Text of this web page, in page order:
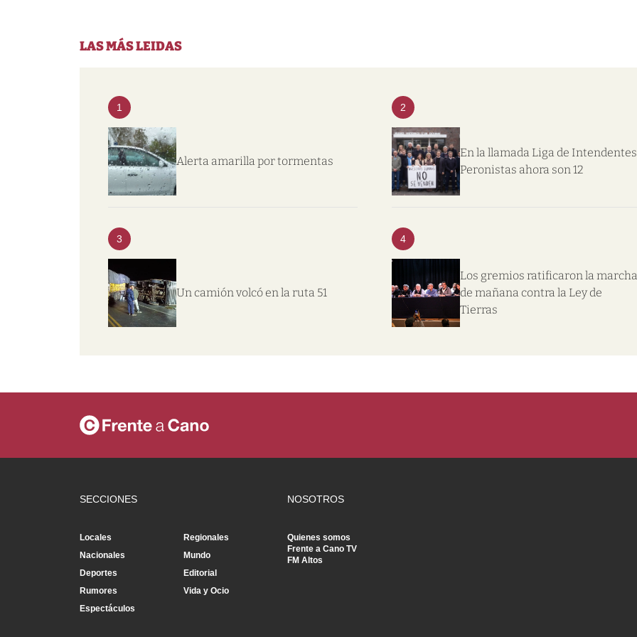
LAS MÁS LEIDAS
1
Alerta amarilla por tormentas
2
En la llamada Liga de Intendentes
Peronistas ahora son 12
3
Un camión volcó en la ruta 51
4
Los gremios ratificaron la marcha
de mañana contra la Ley de
Tierras
SECCIONES
Locales
Regionales
Nacionales
Mundo
Deportes
Editorial
Rumores
Vida y Ocio
Espectáculos
NOSOTROS
Quienes somos
Frente a Cano TV
FM Altos